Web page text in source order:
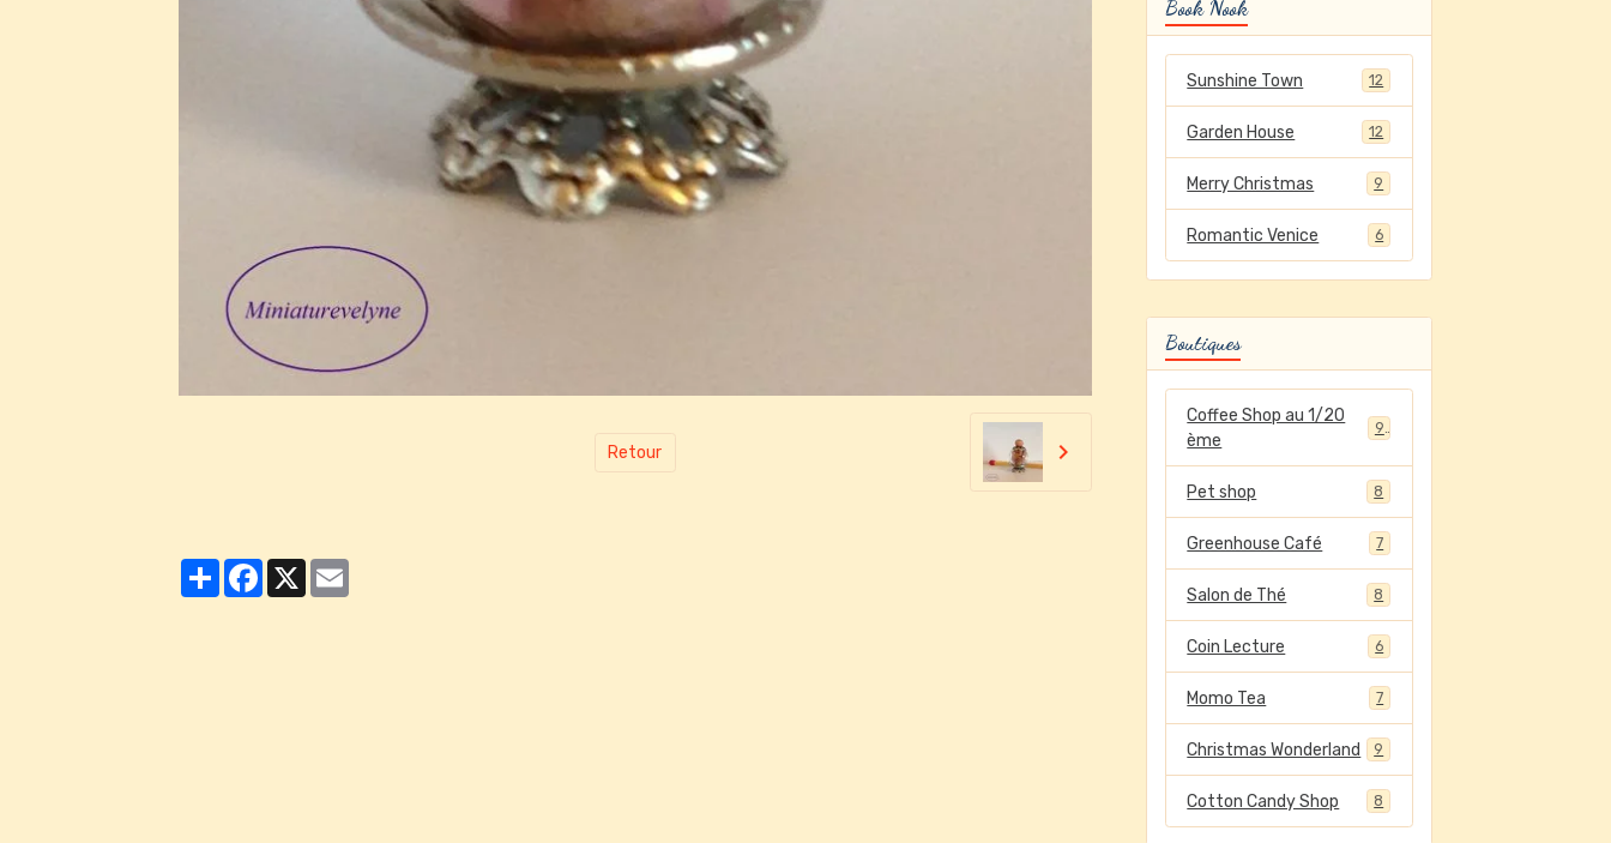
Retour
PartagerFacebook
X
Book Nook
Sunshine Town 12
Garden House 12
Merry Christmas 9
Romantic Venice 6
Boutiques
Coffee Shop au 1/20
ème
Pet shop 8
Greenhouse Café 7
Salon de Thé 8
Coin Lecture 6
Momo Tea 7
Christmas Wonderland 9
Cotton Candy Shop 8